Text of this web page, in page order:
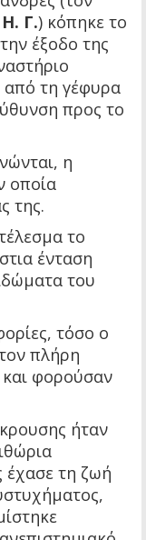
Γ.) κόπηκε το
έξοδο της
από τη γέφυρα
προς το
η
οποία
της.
το
ένταση
του
τόσο ο
πλήρη
και φορούσαν
ήταν
έχασε τη ζωή